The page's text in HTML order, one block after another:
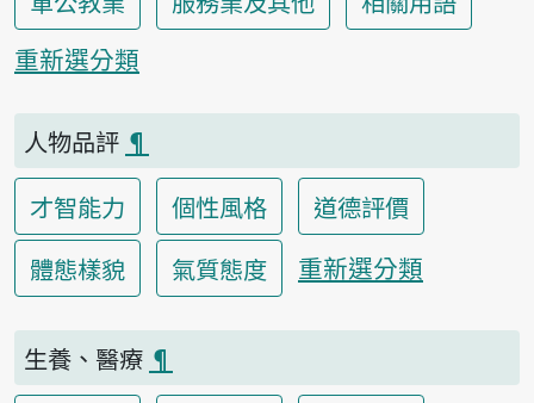
重新選分類
人物品評 ¶
才智能力
個性風格
道德評價
體態樣貌
氣質態度 重新選分類
生養、醫療 ¶